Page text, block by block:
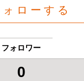
ォローする
フォロワー
0